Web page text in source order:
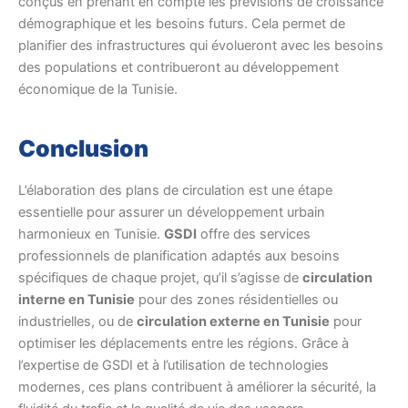
démographique et les besoins futurs. Cela permet de
planifier des infrastructures qui évolueront avec les besoins
des populations et contribueront au développement
économique de la Tunisie.
Conclusion
L’élaboration des plans de circulation est une étape
essentielle pour assurer un développement urbain
harmonieux en Tunisie. GSDI offre des services
professionnels de planification adaptés aux besoins
spécifiques de chaque projet, qu’il s’agisse de circulation
interne en Tunisie pour des zones résidentielles ou
industrielles, ou de circulation externe en Tunisie pour
optimiser les déplacements entre les régions. Grâce à
l’expertise de GSDI et à l’utilisation de technologies
modernes, ces plans contribuent à améliorer la sécurité, la